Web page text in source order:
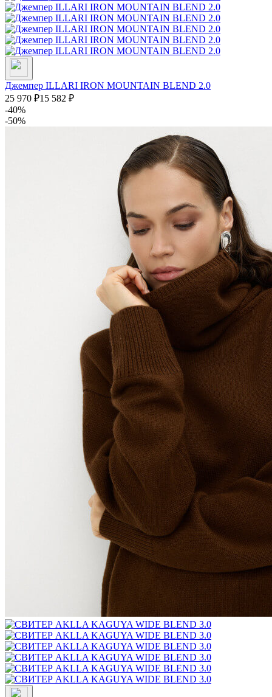
Джемпер ILLARI IRON MOUNTAIN BLEND 2.0
25 970 ₽15 582 ₽
-40%
-50%